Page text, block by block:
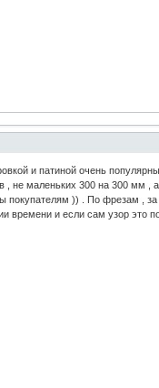
и патиной очень
, не маленьких 300 на 300 мм ,
)) . По фрезам ,
и если сам узор это